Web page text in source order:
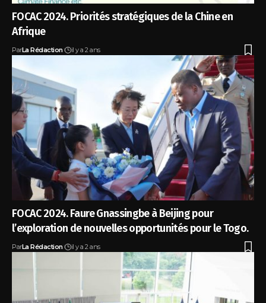
FOCAC 2024. Priorités stratégiques de la Chine en
Afrique
ParLa Rédaction il y a 2 ans
FOCAC 2024. Faure Gnassingbe à Beijing pour
l’exploration de nouvelles opportunités pour le Togo.
ParLa Rédaction il y a 2 ans